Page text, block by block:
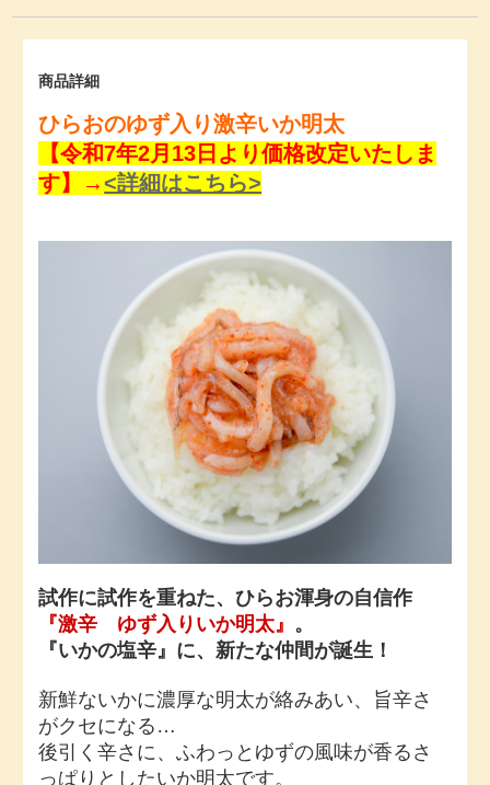
商品詳細
ひらおのゆず入り激辛いか明太
【令和7年2月13日より価格改定いたしま
す】→<詳細はこちら>
試作に試作を重ねた、ひらお渾身の自信作
『激辛 ゆず入りいか明太』 。
『いかの塩辛』に、新たな仲間が誕生！
新鮮ないかに濃厚な明太が絡みあい、旨辛さ
がクセになる…
後引く辛さに、ふわっとゆずの風味が香るさ
っぱりとしたいか明太です。